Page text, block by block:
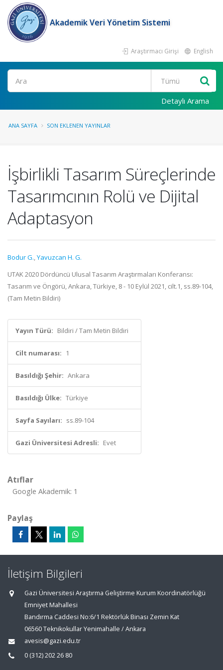
Akademik Veri Yönetim Sistemi
Araştırmacı Girişi English
Ara
Detaylı Arama
ANA SAYFA SON EKLENEN YAYINLAR
İşbirlikli Tasarım Süreçlerinde
Tasarımcının Rolü ve Dijital
Adaptasyon
Bodur G.,Yavuzcan H. G.
UTAK 2020 Dördüncü Ulusal Tasarım Araştırmaları Konferansı:
Tasarım ve Öngörü, Ankara, Türkiye, 8 - 10 Eylül 2021, cilt.1, ss.89-104,
(Tam Metin Bildiri)
Yayın Türü: Bildiri / Tam Metin Bildiri
Cilt numarası: 1
Basıldığı Şehir: Ankara
Basıldığı Ülke: Türkiye
Sayfa Sayıları: ss.89-104
Gazi Üniversitesi Adresli: Evet
Atıflar
Google Akademik: 1
Paylaş
İletişim Bilgileri
Gazi Üniversitesi Araştırma Geliştirme Kurum Koordinatörlüğü
Emniyet Mahallesi
Bandırma Caddesi No:6/1 Rektörlük Binası Zemin Kat
06560 Teknikokullar Yenimahalle / Ankara
avesis@gazi.edu.tr
0 (312) 202 26 80